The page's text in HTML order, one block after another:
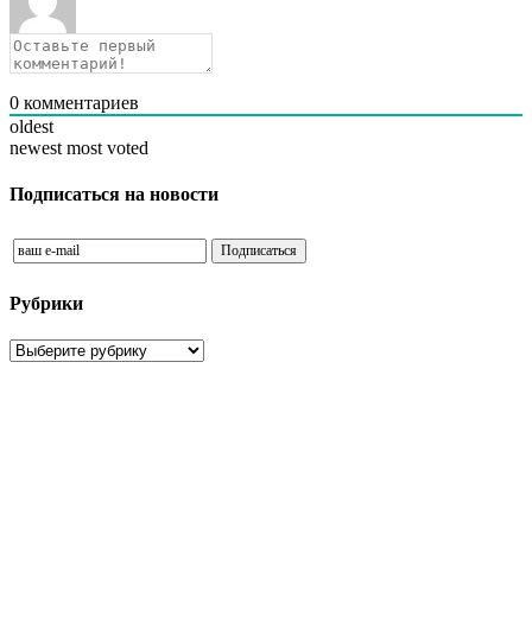
0 комментариев
oldest
newest most voted
Подписаться на новости
Рубрики
Рубрики